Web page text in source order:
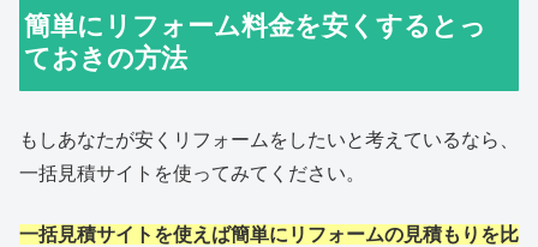
簡単にリフォーム料金を安くするとっ
ておきの方法
もしあなたが安くリフォームをしたいと考えているなら、
一括見積サイトを使ってみてください。
一括見積サイトを使えば簡単にリフォームの見積もりを比